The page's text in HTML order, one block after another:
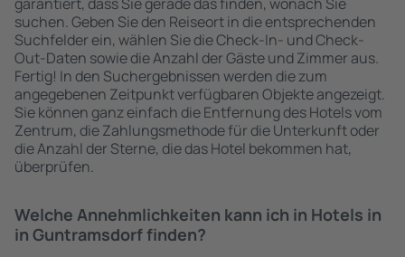
suchen. Geben Sie den Reiseort in die entsprechenden
Suchfelder ein, wählen Sie die Check-In- und Check-
Out-Daten sowie die Anzahl der Gäste und Zimmer aus.
Fertig! In den Suchergebnissen werden die zum
angegebenen Zeitpunkt verfügbaren Objekte angezeigt.
Sie können ganz einfach die Entfernung des Hotels vom
Zentrum, die Zahlungsmethode für die Unterkunft oder
die Anzahl der Sterne, die das Hotel bekommen hat,
überprüfen.
Welche Annehmlichkeiten kann ich in Hotels in
in Guntramsdorf finden?